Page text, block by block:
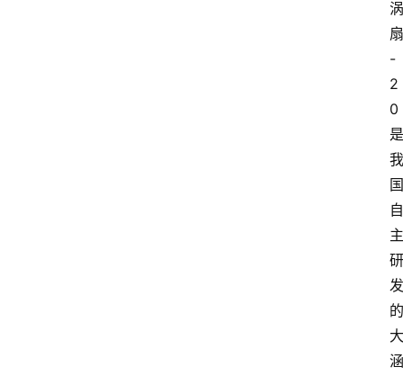
涡
扇
-
2
0
是
我
国
自
主
研
发
的
大
涵